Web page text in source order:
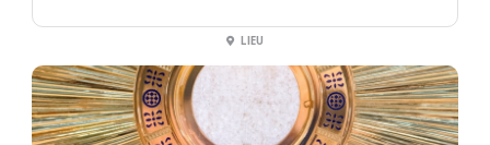
LIEU